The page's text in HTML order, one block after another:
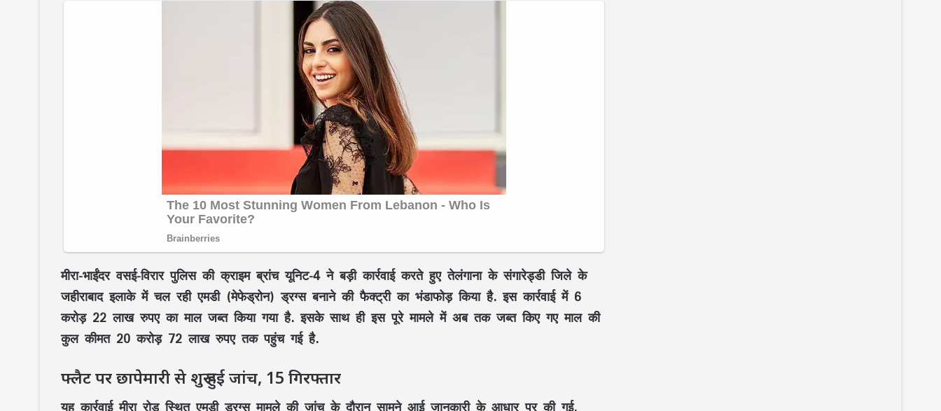
मीरा-भाईंदर वसई-विरार पुलिस की क्राइम ब्रांच यूनिट-4 ने बड़ी कार्रवाई करते हुए तेलंगाना के संगारेड्डी जिले के
जहीराबाद इलाके में चल रही एमडी (मेफेड्रोन) ड्रग्स बनाने की फैक्ट्री का भंडाफोड़ किया है. इस कार्रवाई में 6
करोड़ 22 लाख रुपए का माल जब्त किया गया है. इसके साथ ही इस पूरे मामले में अब तक जब्त किए गए माल की
कुल कीमत 20 करोड़ 72 लाख रुपए तक पहुंच गई है.
फ्लैट पर छापेमारी से शुरू हुई जांच, 15 गिरफ्तार